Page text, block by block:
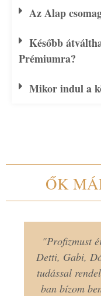
Az Alap
Később
Prémiumra?
Mikor indul a
ŐK
"Profizmust
Detti, Gabi,
tudással
ban bízom